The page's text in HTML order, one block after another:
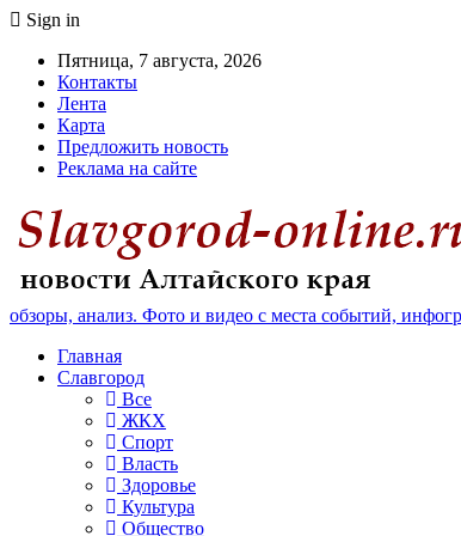
Sign in
Пятница, 7 августа, 2026
Контакты
Лента
Карта
Предложить новость
Реклама на сайте
обзоры, анализ. Фото и видео с места событий,
Главная
Славгород
Все
ЖКХ
Спорт
Власть
Здоровье
Культура
Общество